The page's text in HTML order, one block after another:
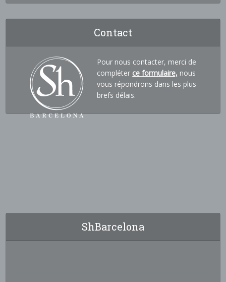
Contact
Pour nous contacter, merci de
compléter ce formulaire, nous
vous répondrons dans les plus
brefs délais.
ShBarcelona